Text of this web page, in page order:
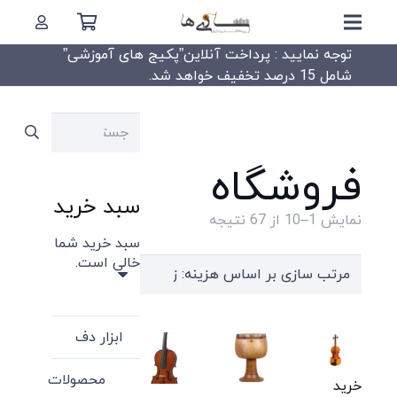
توجه نمایید : پرداخت آنلاین”پکیج های آموزشی”
شامل 15 درصد تخفیف خواهد شد.
فروشگاه
نمایش 1–10 از 67 نتیجه
price:
خرید
جستجو
سبد خرید
سبد خرید شما
خالی است.
ابزار دف
محصولات